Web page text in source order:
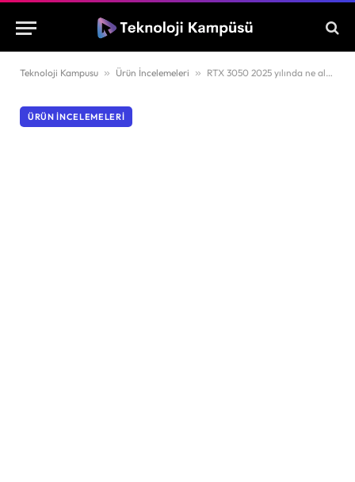
Teknoloji Kampusu » Ürün İncelemeleri » RTX 3050 2025 yılında ne alemde?
ÜRÜN İNCELEMELERI